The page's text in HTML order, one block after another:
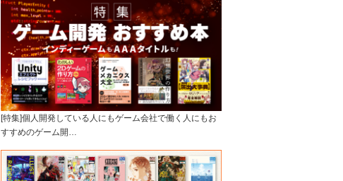
[特集]個人開発している人にもゲーム会社で働く人にもお
すすめのゲーム開…